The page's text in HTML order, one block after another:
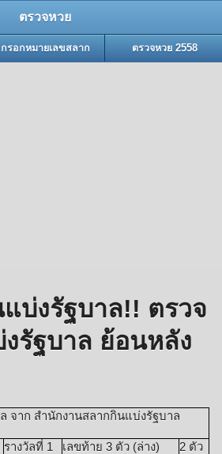
ตรวจหวย
กรอกหมายเลขสลาก ตรวจหวย 2558
บ่งรัฐบาล!! ตรวจ
รัฐบาล ย้อนหลัง
จาก สำนักงานสลากกินแบ่งรัฐบาล
รางวัลที่ 1 เลขท้าย 3 ตัว (ล่าง)
2 ตัว